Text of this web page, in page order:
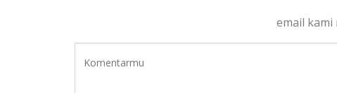
email kami